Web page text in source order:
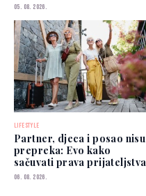
05. 08. 2026.
LIFESTYLE
Partner, djeca i posao nisu
prepreka: Evo kako
sačuvati prava prijateljstva
06. 08. 2026.